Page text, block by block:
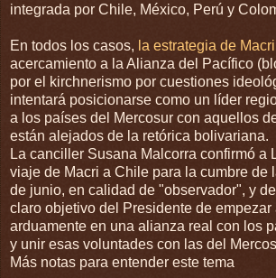
integrada por Chile, México, Perú y
En todos los casos, la estrategia de Macri
acercamiento a la Alianza del Pacífico
por el kirchnerismo por cuestiones
intentará posicionarse como un líder
a los países del Mercosur con aquellos
están alejados de la retórica bolivariana.
La canciller Susana Malcorra confirmó a
viaje de Macri a Chile para la cumbre de
de junio, en calidad de "observador", y
claro objetivo del Presidente de empezar
arduamente en una alianza real con los
y unir esas voluntades con las del
Más notas para entender este tema